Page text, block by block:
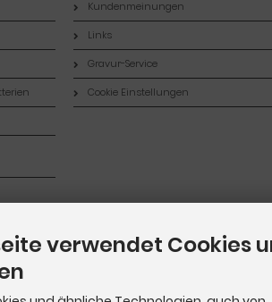
Kundenmeinungen
Links
Gravur-Service
Cookie Einstellungen
verwendet Cookies